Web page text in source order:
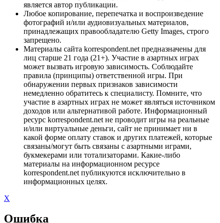
является автор публикации.
Любое копирование, перепечатка и воспроизведение
фотографий и/или аудиовизуальных материалов,
принадлежащих правообладателю Getty Images, строго
запрещено.
Материалы сайта korrespondent.net предназначены для
лиц старше 21 года (21+). Участие в азартных играх
может вызвать игровую зависимость. Соблюдайте
правила (принципы) ответственной игры. При
обнаружении первых признаков зависимости
немедленно обратитесь к специалисту. Помните, что
участие в азартных играх не может являться источником
доходов или альтернативой работе. Информационный
ресурс korrespondent.net не проводит игры на реальные
и/или виртуальные деньги, сайт не принимает ни в
какой форме оплату ставок и других платежей, которые
связаны/могут быть связаны с азартными играми,
букмекерами или тотализаторами. Какие-либо
материалы на информационном ресурсе
korrespondent.net публикуются исключительно в
информационных целях.
X
Ошибка